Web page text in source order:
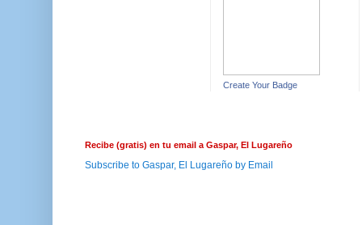
Create Your Badge
Recibe (gratis) en tu email a Gaspar, El Lugareño
Subscribe to Gaspar, El Lugareño by Email